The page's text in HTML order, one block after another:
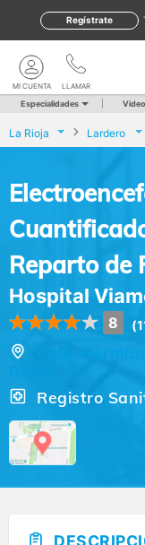
Regístrate
LLAMAR
MI CUENTA
Especialidades
La Rioja Lardero
Reparto de
Hospital
8
Registro